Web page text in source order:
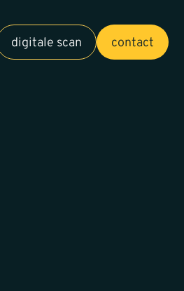
digitale scan contact